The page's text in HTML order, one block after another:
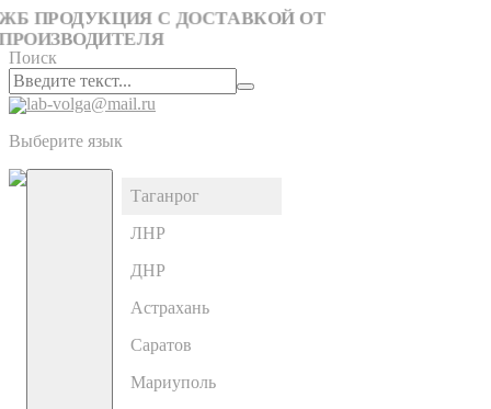
ПРОДУКЦИЯ С ДОСТАВКОЙ ОТ
Поиск
lab-volga@mail.ru
Выберите язык
Таганрог
ЛНР
ДНР
Астрахань
Саратов
Мариуполь